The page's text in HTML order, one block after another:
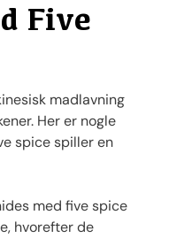
Five
madlavning
Her er nogle
spice spiller en
med five spice
hvorefter de